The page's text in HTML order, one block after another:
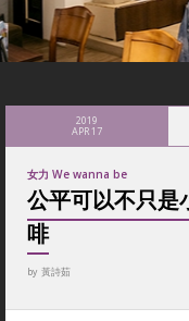
2019
APR 17
女力 We wanna be
公平可以不只是
啡
by 黃詩茹